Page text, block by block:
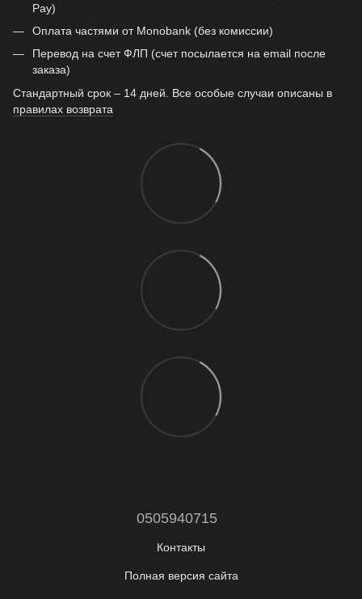
Pay)
Оплата частями от Monobank (без комиссии)
Перевод на счет ФЛП (счет посылается на email после
заказа)
Стандартный срок – 14 дней. Все особые случаи описаны в
правилах возврата
0505940715
Контакты
Полная версия сайта